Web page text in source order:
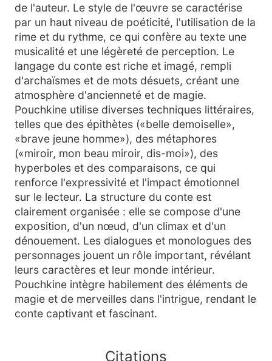
de l'auteur. Le style de l'œuvre se caractérise
par un haut niveau de poéticité, l'utilisation de la
rime et du rythme, ce qui confère au texte une
musicalité et une légèreté de perception. Le
langage du conte est riche et imagé, rempli
d'archaïsmes et de mots désuets, créant une
atmosphère d'ancienneté et de magie.
Pouchkine utilise diverses techniques littéraires,
telles que des épithètes («belle demoiselle»,
«brave jeune homme»), des métaphores
(«miroir, mon beau miroir, dis-moi»), des
hyperboles et des comparaisons, ce qui
renforce l'expressivité et l'impact émotionnel
sur le lecteur. La structure du conte est
clairement organisée : elle se compose d'une
exposition, d'un nœud, d'un climax et d'un
dénouement. Les dialogues et monologues des
personnages jouent un rôle important, révélant
leurs caractères et leur monde intérieur.
Pouchkine intègre habilement des éléments de
magie et de merveilles dans l'intrigue, rendant le
conte captivant et fascinant.
Citations